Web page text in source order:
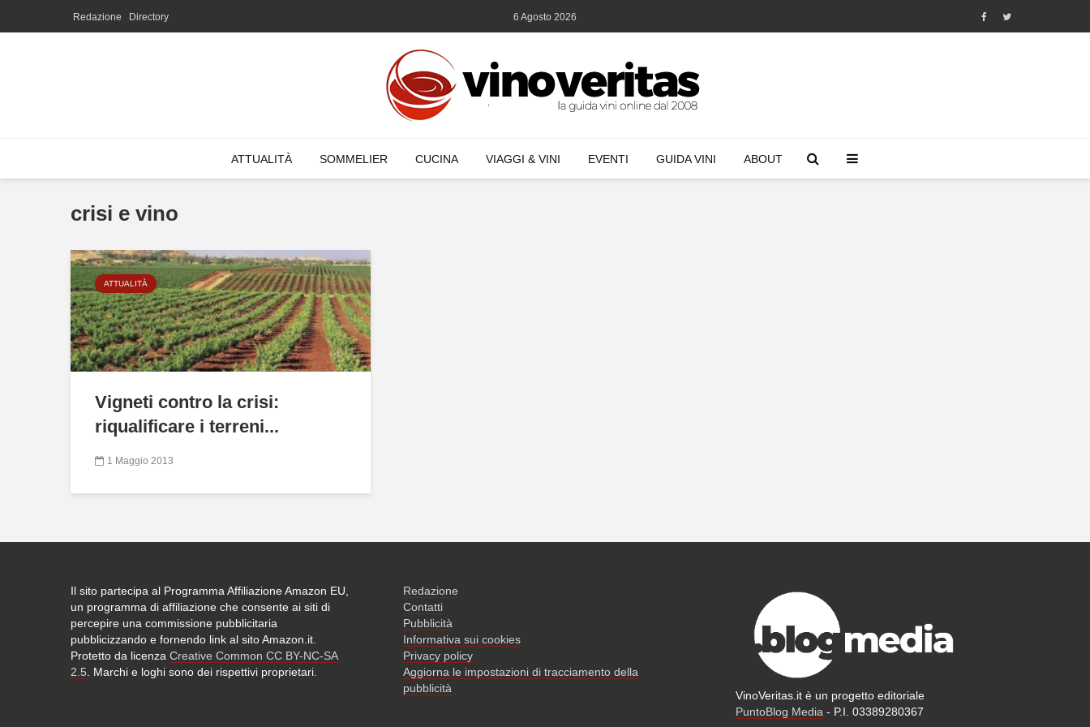
Redazione Directory 6 Agosto 2026
ATTUALITÀ SOMMELIER CUCINA VIAGGI & VINI EVENTI GUIDA VINI ABOUT
crisi e vino
ATTUALITÀ
Vigneti contro la crisi:
riqualificare i terreni...
1 Maggio 2013
Il sito partecipa al Programma Affiliazione Amazon EU,
un programma di affiliazione che consente ai siti di
percepire una commissione pubblicitaria
pubblicizzando e fornendo link al sito Amazon.it.
Protetto da licenza Creative Common CC BY-NC-SA
2.5 . Marchi e loghi sono dei rispettivi proprietari.
Redazione
Contatti
Pubblicità
Informativa sui cookies
Privacy policy
Aggiorna le impostazioni di tracciamento della
pubblicità
VinoVeritas.it è un progetto editoriale
PuntoBlog Media - P.I. 03389280367